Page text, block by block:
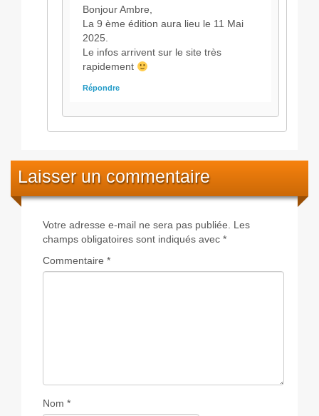
Bonjour Ambre,
La 9 ème édition aura lieu le 11 Mai
2025.
Le infos arrivent sur le site très
rapidement
Répondre
Laisser un commentaire
Votre adresse e-mail ne sera pas publiée. Les
champs obligatoires sont indiqués avec *
Commentaire *
Nom *